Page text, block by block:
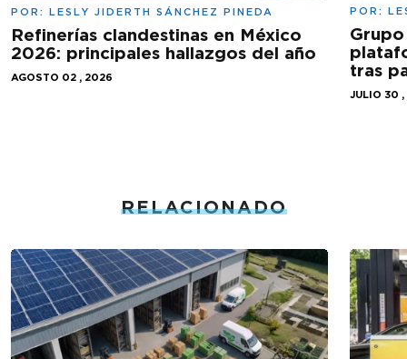
POR: LESLY JIDERTH SÁNCHEZ PINEDA
Refinerías clandestinas en México
2026: principales hallazgos del año
AGOSTO 02 , 2026
POR:
tras
JULIO 30
RELACIONADO